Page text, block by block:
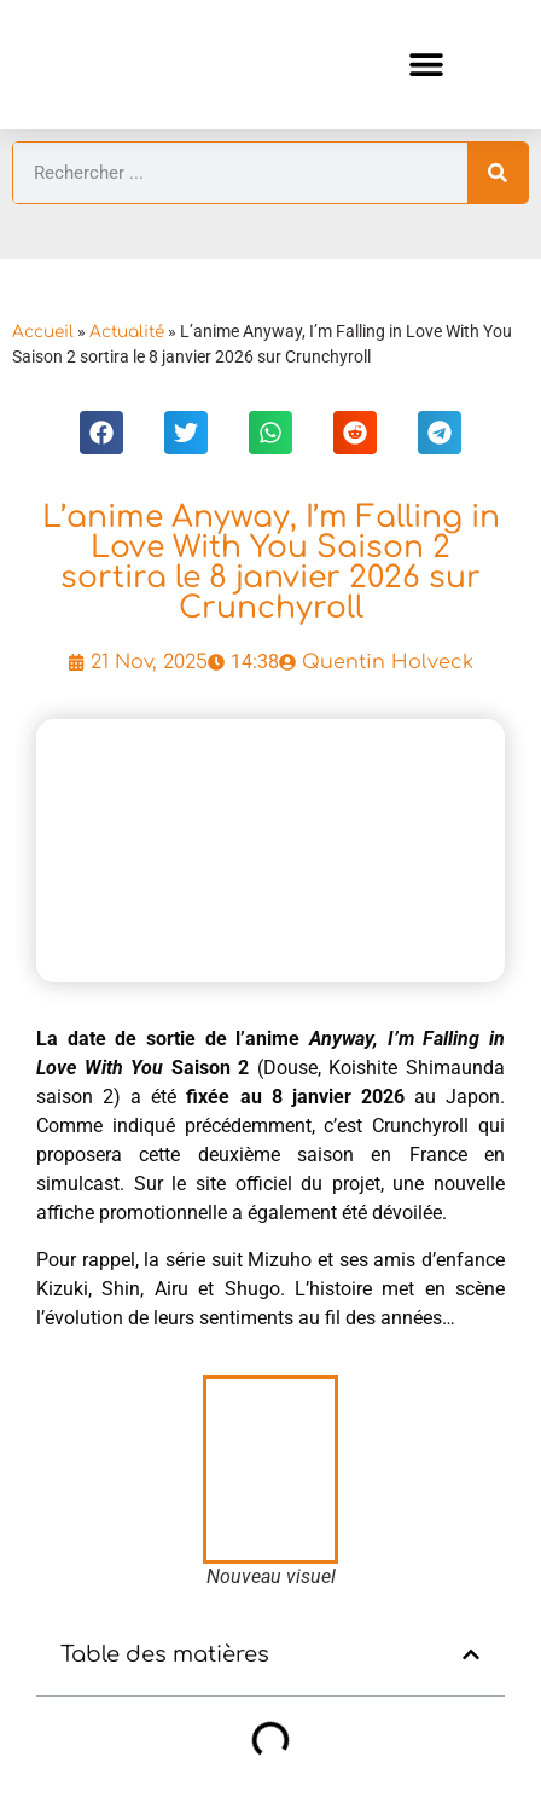
Accueil » Actualité » L’anime Anyway, I’m Falling in Love With You
Saison 2 sortira le 8 janvier 2026 sur Crunchyroll
L’anime Anyway, I’m Falling in
Love With You Saison 2
sortira le 8 janvier 2026 sur
Crunchyroll
21 Nov, 2025 14:38 Quentin Holveck
La date de sortie de l’animeAnyway, I’m Falling in
Love With You Saison 2 (Douse, Koishite Shimaunda
saison 2) a étéfixée au 8 janvier 2026au Japon.
Comme indiqué précédemment, c’est Crunchyroll qui
proposera cette deuxième saison en France en
simulcast. Sur le site officiel du projet, une nouvelle
affiche promotionnelle a également été dévoilée.
Pour rappel, la série suit Mizuho et ses amis d’enfance
Kizuki, Shin, Airu et Shugo. L’histoire met en scène
l’évolution de leurs sentiments au fil des années…
Nouveau visuel
Table des matières